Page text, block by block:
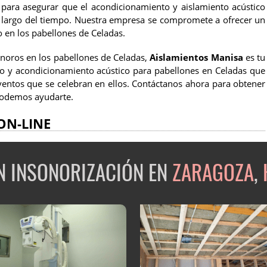
asegurar que el acondicionamiento y aislamiento acústico
del tiempo. Nuestra empresa se compromete a ofrecer un
los pabellones de Celadas.
en los pabellones de Celadas,Aislamientos Manisa es tu
acondicionamiento acústico para pabellones en Celadas que
que se celebran en ellos. Contáctanos ahora para obtener
ayudarte.
LINE
INSONORIZACIÓN ENZARAGOZA,